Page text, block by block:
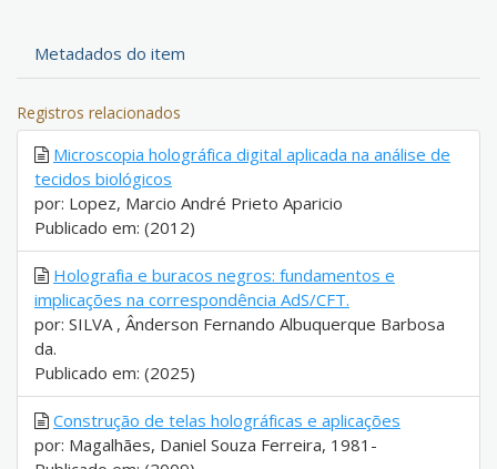
Metadados do item
Registros relacionados
Microscopia holográfica digital aplicada na análise de
tecidos biológicos
por: Lopez, Marcio André Prieto Aparicio
Publicado em: (2012)
Holografia e buracos negros: fundamentos e
implicações na correspondência AdS/CFT.
por: SILVA , Ânderson Fernando Albuquerque Barbosa
da.
Publicado em: (2025)
Construção de telas holográficas e aplicações
por: Magalhães, Daniel Souza Ferreira, 1981-